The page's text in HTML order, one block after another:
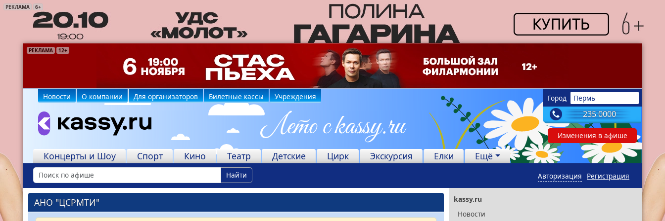
РЕКЛАМА 6+
РЕКЛАМА 12+
РЕКЛАМА 16+
РЕКЛАМА 6+
РЕКЛАМА 6+
РЕКЛАМА 6+
РЕКЛАМА 6+
РЕКЛАМА 16+
Город Пермь
235 0000
Изменения в афише
Новости О компании Для организаторов Билетные кассы Учреждения
Концерты и Шоу Спорт Кино Театр Детские Цирк Экскурсия Елки Ещё
Найти Регистрация
Авторизация
АНО "ЦСРМТИ"
kassy.ru
Новости